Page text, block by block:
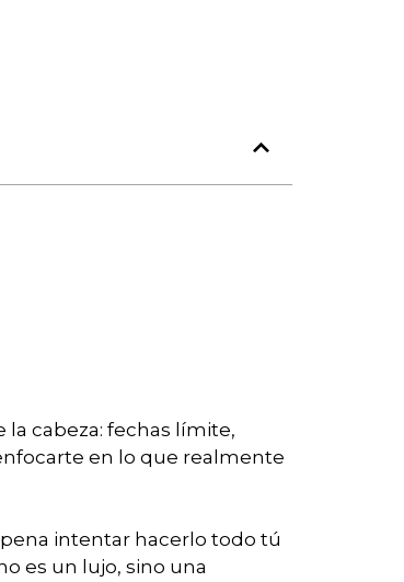
cabeza: fechas límite,
en lo que realmente
intentar hacerlo todo tú
es un lujo, sino una